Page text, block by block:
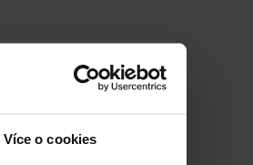
Více o cookies